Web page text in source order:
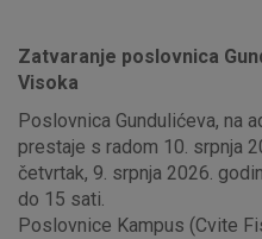
Zatvaranje poslovnica
Visoka
Poslovnica Gundulićeva, na
prestaje s radom 10. srpnja
četvrtak, 9. srpnja 2026.
do 15 sati.
Poslovnice Kampus (Cvite